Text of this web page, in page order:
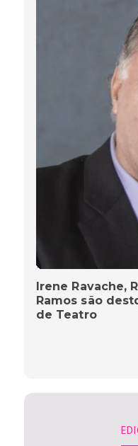
Irene Ravache,
Ramos são
de Teatro